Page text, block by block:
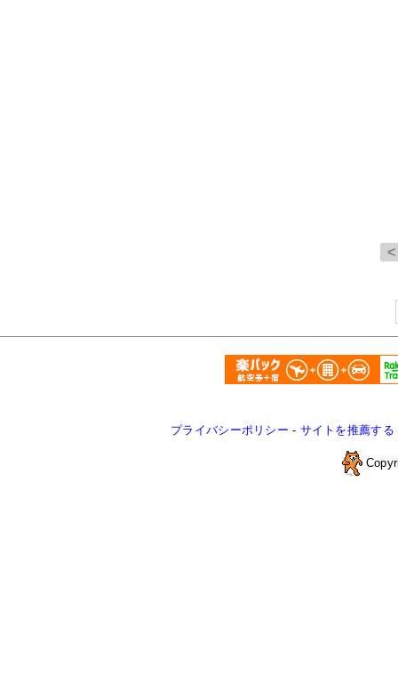
プライバシーポリシー - サイトを推薦する